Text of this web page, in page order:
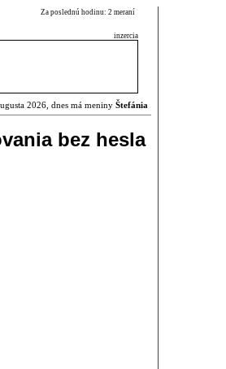
Za poslednú hodinu: 2 meraní
inzercia
2026, dnes má meniny Štefánia
bez hesla